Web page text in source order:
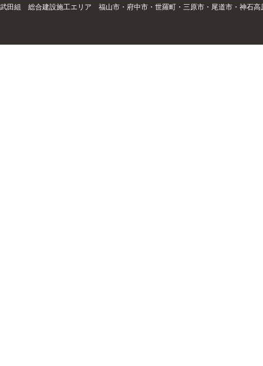
武田組 総合建設施工エリア 福山市・府中市・世羅町・三原市・尾道市・神石高